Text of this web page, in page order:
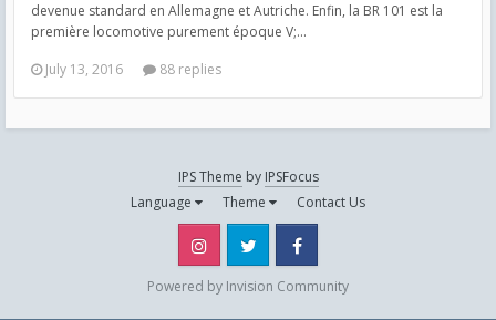
devenue standard en Allemagne et Autriche. Enfin, la BR 101 est la
première locomotive purement époque V;...
July 13, 2016
88 replies
IPS Theme by IPSFocus
Language
Theme Contact Us
Instagram Twitter
Powered by Invision Community